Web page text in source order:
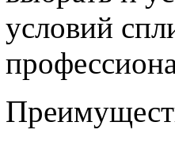
условий